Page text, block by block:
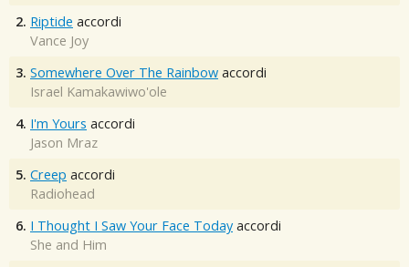
2. Riptide accordi
Vance Joy
3. Somewhere Over The Rainbow accordi
Israel Kamakawiwo'ole
4. I'm Yours accordi
Jason Mraz
5. Creep accordi
Radiohead
6. I Thought I Saw Your Face Today accordi
She and Him